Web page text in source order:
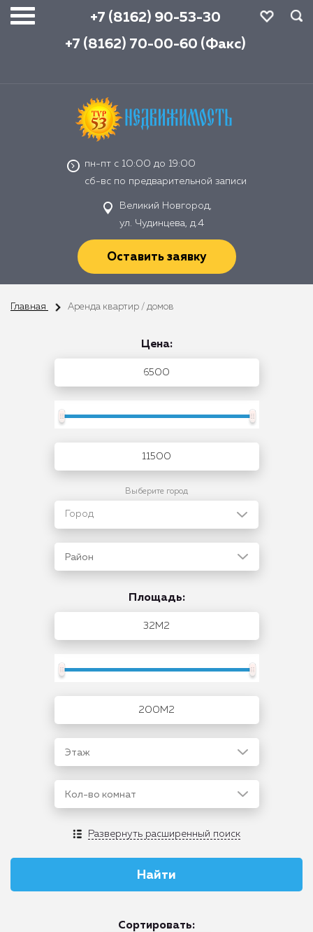
+7 (8162) 90-53-30
+7 (8162) 70-00-60 (Факс)
пн-пт с 10:00 до 19:00
сб-вс по предварительной записи
Великий Новгород,
ул. Чудинцева, д.4
Оставить заявку
Главная Аренда квартир / домов
Цена:
Выберите город
Город
Район
Площадь:
Этаж
Кол-во комнат
Развернуть расширенный поиск
Сортировать: